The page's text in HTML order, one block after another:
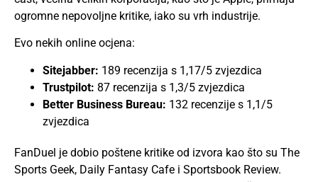
ogromne nepovoljne kritike, iako su vrh industrije.
Evo nekih online ocjena:
Sitejabber: 189 recenzija s 1,17/5 zvjezdica
Trustpilot: 87 recenzija s 1,3/5 zvjezdica
Better Business Bureau: 132 recenzije s 1,1/5
zvjezdica
FanDuel je dobio poštene kritike od izvora kao što su The
Sports Geek, Daily Fantasy Cafe i Sportsbook Review.